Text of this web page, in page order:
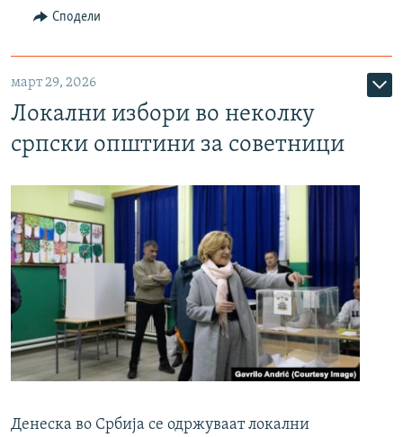
Сподели
март 29, 2026
Локални избори во неколку
српски општини за советници
Денеска во Србија се одржуваат локални